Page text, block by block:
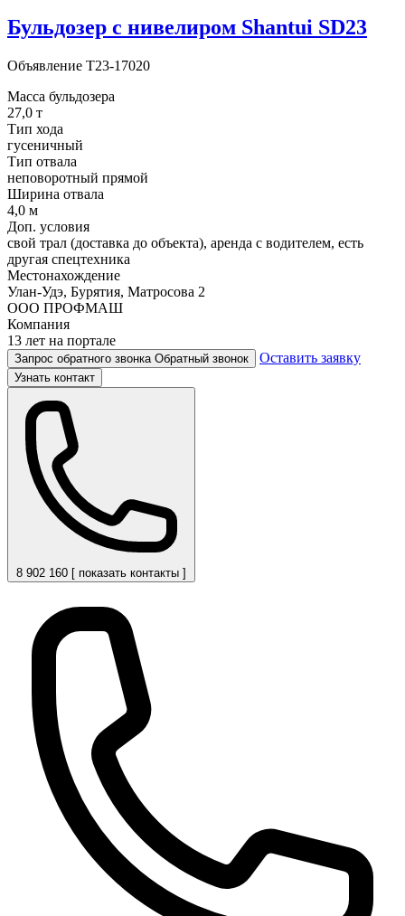
Бульдозер с нивелиром Shantui SD23
Объявление T23-17020
Масса бульдозера
27,0 т
Тип хода
гусеничный
Тип отвала
неповоротный прямой
Ширина отвала
4,0 м
Доп. условия
свой трал (доставка до объекта), аренда с водителем, есть
другая спецтехника
Местонахождение
Улан-Удэ, Бурятия, Матросова 2
ООО ПРОФМАШ
Компания
13 лет на портале
Запрос обратного звонка Обратный звонок Оставить заявку
Узнать контакт
8 902 160 [ показать контакты ]